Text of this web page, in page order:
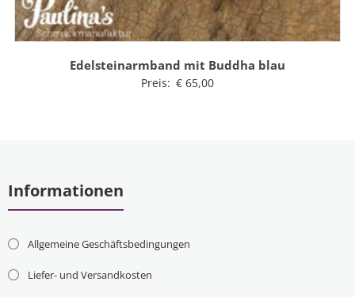
Edelsteinarmband mit Buddha blau
Preis: €65,00
Informationen
Allgemeine Geschäftsbedingungen
Liefer- und Versandkosten